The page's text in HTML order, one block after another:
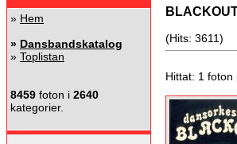
» Hem
» Dansbandskatalog
» Toplistan
8459 foton i 2640
kategorier.
(Hits: 3611)
Hittat: 1 foton